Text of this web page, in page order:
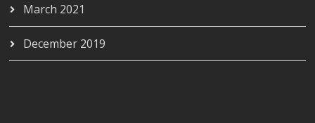
March 2021
December 2019